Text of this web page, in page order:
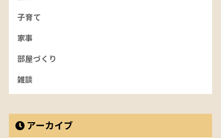
子育て
家事
部屋づくり
雑談
アーカイブ